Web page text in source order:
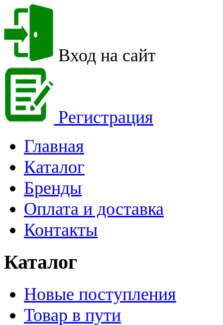
Вход на сайт
Регистрация
Главная
Каталог
Бренды
Оплата и доставка
Контакты
Каталог
Новые поступления
Товар в пути